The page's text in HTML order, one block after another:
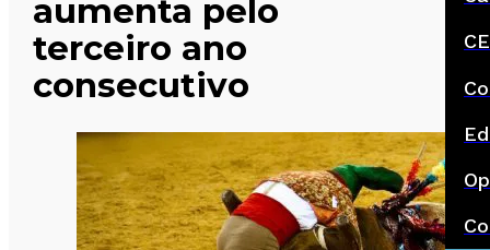
aumenta pelo
terceiro ano
consecutivo